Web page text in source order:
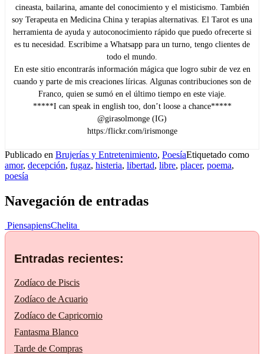
cineasta, bailarina, amante del conocimiento y el misticismo. También
soy Terapeuta en Medicina China y terapias alternativas. El Tarot es una
herramienta de ayuda y autoconocimiento rápido que puedo ofrecerte si
es tu necesidad. Escribime a Whatsapp para un turno, tengo clientes de
todo el mundo.
En este sitio encontrarás información mágica que logro subir de vez en
cuando y parte de mis creaciones líricas. Algunas contribuciones son de
Franco, quien se sumó en el último tiempo en este viaje.
*****I can speak in english too, don’t loose a chance*****
@girasolmonge (IG)
https:/flickr.com/irismonge
Publicado en Brujerías y Entretenimiento, PoesíaEtiquetado como
amor, decepción, fugaz, histeria, libertad, libre, placer, poema,
poesía
Navegación de entradas
PiensapiensChelita
Entradas recientes:
Zodíaco de Piscis
Zodíaco de Acuario
Zodíaco de Capricornio
Fantasma Blanco
Tarde de Compras